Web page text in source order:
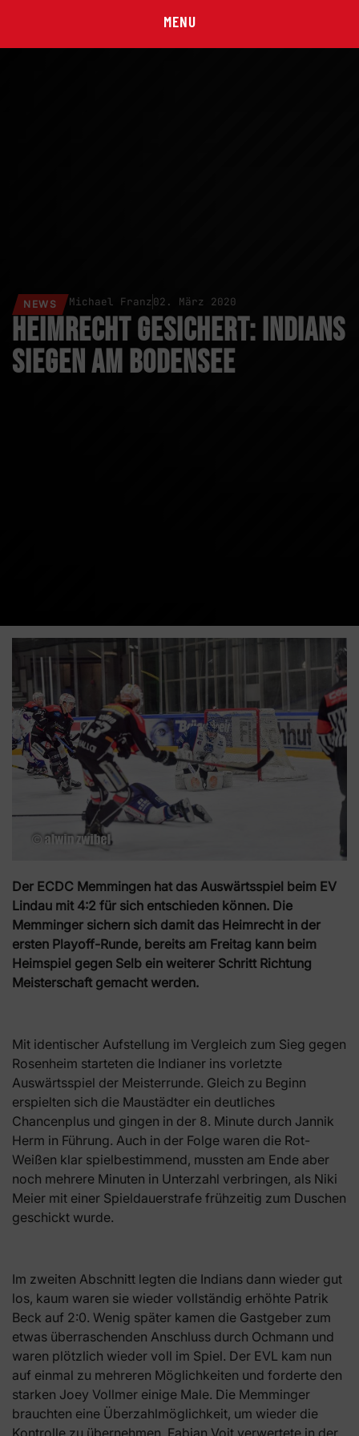
MENU
NEWS Michael Franz02. März 2020
Heimrecht gesichert: Indians
siegen am Bodensee
Der ECDC Memmingen hat das Auswärtsspiel beim EV
Lindau mit 4:2 für sich entschieden können. Die
Memminger sichern sich damit das Heimrecht in der
ersten Playoff-Runde, bereits am Freitag kann beim
Heimspiel gegen Selb ein weiterer Schritt Richtung
Meisterschaft gemacht werden.
Mit identischer Aufstellung im Vergleich zum Sieg gegen
Rosenheim starteten die Indianer ins vorletzte
Auswärtsspiel der Meisterrunde. Gleich zu Beginn
erspielten sich die Maustädter ein deutliches
Chancenplus und gingen in der 8. Minute durch Jannik
Herm in Führung. Auch in der Folge waren die Rot-
Weißen klar spielbestimmend, mussten am Ende aber
noch mehrere Minuten in Unterzahl verbringen, als Niki
Meier mit einer Spieldauerstrafe frühzeitig zum Duschen
geschickt wurde.
Im zweiten Abschnitt legten die Indians dann wieder gut
los, kaum waren sie wieder vollständig erhöhte Patrik
Beck auf 2:0. Wenig später kamen die Gastgeber zum
etwas überraschenden Anschluss durch Ochmann und
waren plötzlich wieder voll im Spiel. Der EVL kam nun
auf einmal zu mehreren Möglichkeiten und forderte den
starken Joey Vollmer einige Male. Die Memminger
brauchten eine Überzahlmöglichkeit, um wieder die